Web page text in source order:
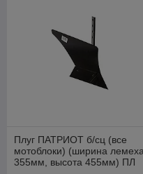
Плуг ПАТРИОТ б/сц (все
мотоблоки) (ширина лемеха
355мм, высота 455мм) ПЛ